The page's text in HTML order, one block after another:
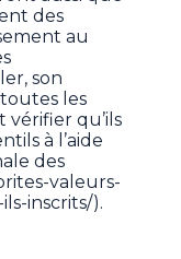
des
au
son
les
vérifier qu’ils
à l’aide
des
valeurs-
inscrits/).